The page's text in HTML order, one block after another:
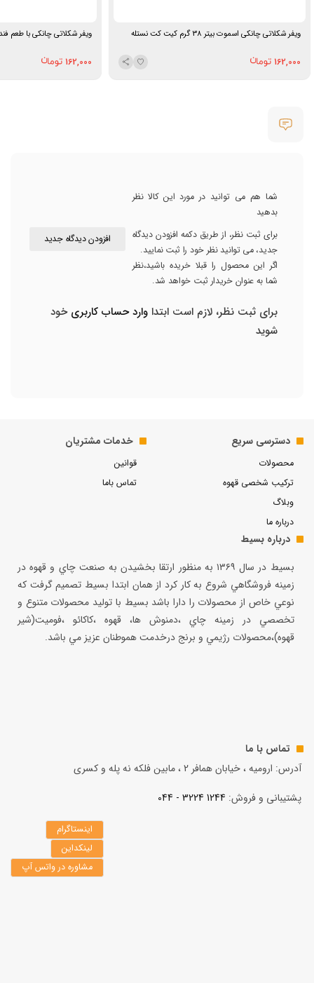
ویفر شکلاتی چانکی اسموت بیتر 38 گرم کیت کت نستله
162,000
ویفر شکلاتی چانکی با طعم فندق 38 گرم کیت کت
162,000
شما هم می توانید در مورد این کالا نظر
بدهید
برای ثبت نظر، از طریق دکمه افزودن دیدگاه
جدید، می توانید نظر خود را ثبت نمایید.
اگر این محصول را قبلا خریده باشید،نظر
شما به عنوان خریدار ثبت خواهد شد.
افزودن دیدگاه جدید
برای ثبت نظر، لازم است ابتدا وارد حساب کاربریخود
شوید
دسترسی سریع
محصولات
ترکیب شخصی قهوه
وبلاگ
درباره ما
خدمات مشتریان
قوانین
تماس باما
درباره بسیط
بسيط در سال ۱۳۶۹ به منظور ارتقا بخشيدن به صنعت چاي و قهوه در
زمينه فروشگاهي شروع به كار كرد از همان ابتدا بسيط تصميم گرفت كه
نوعي خاص از محصولات را دارا باشد بسيط با توليد محصولات متنوع و
تخصصي در زمينه چاي ،دمنوش ها، قهوه ،كاكائو ،فوميت(شير
قهوه)،محصولات رژيمي و برنج درخدمت هموطنان عزيز مي باشد.
تماس با ما
آدرس: ارومیه ، خیابان همافر 2 ، مابين فلكه نه پله و کسری
پشتیبانی و فروش: 1244 3224 - 044
اینستاگرام
لینکداین
مشاوره در واتس آپ